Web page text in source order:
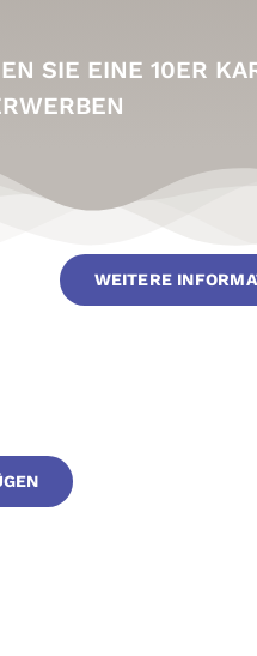
SIE EINE 10ER
WEITERE